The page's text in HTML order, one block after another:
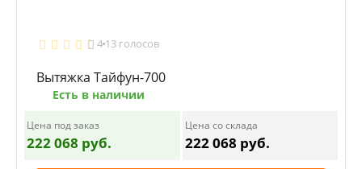
4 13 голосов
Вытяжка Tайфун-700
Есть в наличии
Цена под заказ
222 068 руб.
Цена со склада
222 068 руб.